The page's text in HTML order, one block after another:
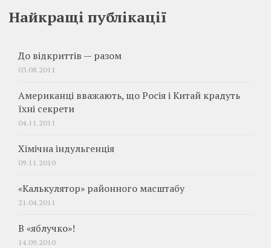
Найкращі публікації
До відкриттів — разом
03.08.2011
Американці вважають, що Росія і Китай крадуть
їхні секрети
04.11.2011
Хімічна індульгенція
09.11.2010
«Калькулятор» районного масштабу
21.04.2011
В «яблучко»!
14.09.2010